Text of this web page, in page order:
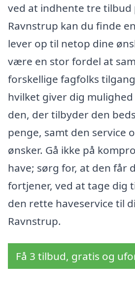
ved at indhente tre tilbud
Ravnstrup kan du finde
lever op til netop dine
være en stor fordel at
forskellige fagfolks
hvilket giver dig
den, der tilbyder den
penge, samt den service
ønsker. Gå ikke på
have; sørg for, at den får
fortjener, ved at tage dig
den rette haveservice til
Ravnstrup.
Få 3 tilbud, gratis og